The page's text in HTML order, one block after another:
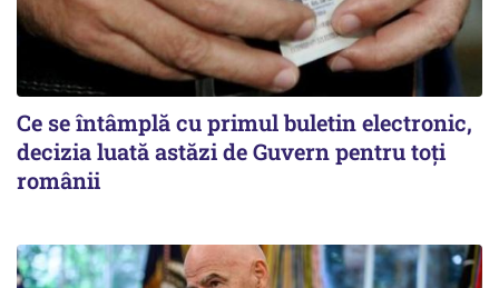
Ce se întâmplă cu primul buletin electronic,
decizia luată astăzi de Guvern pentru toți
românii